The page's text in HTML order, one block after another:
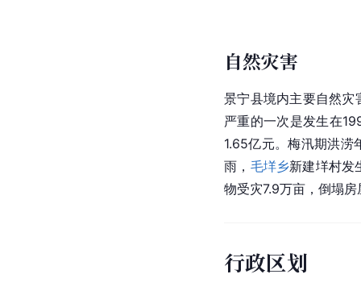
自然灾害
景宁县境内主要自然灾
严重的一次是发生在
1.65亿元。梅汛期洪
雨， 毛垟乡新建垟村发
物受灾7.9万亩，倒塌
行政区划